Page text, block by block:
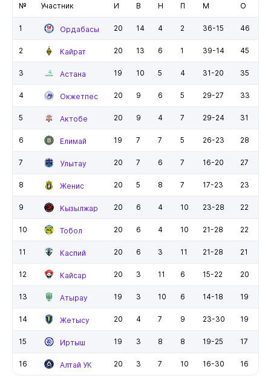
№ Участник И В Н П М О
1 Ордабасы 20 14 4 2 36-15 46
2 Кайрат 20 13 6 1 39-14 45
3 Астана 19 10 5 4 31-20 35
4 Окжетпес 20 9 6 5 29-27 33
5 Актобе 20 9 4 7 29-24 31
6 Елимай 19 7 7 5 26-23 28
7 Улытау 20 7 6 7 16-20 27
8 Женис 20 5 8 7 17-23 23
9 Кызылжар 20 6 4 10 23-28 22
10 Тобол 20 6 4 10 21-28 22
11 Каспий 20 6 3 11 21-28 21
12 Кайсар 20 3 11 6 15-22 20
13 Атырау 19 3 10 6 14-18 19
14 Жетысу 20 4 7 9 23-30 19
15 Иртыш 19 3 8 8 19-25 17
16 Алтай УК 20 3 7 10 16-30 16